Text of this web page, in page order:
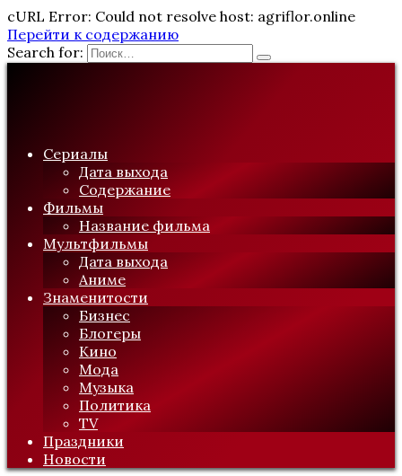
cURL Error: Could not resolve host: agriflor.online
Перейти к содержанию
Search for:
Сериалы
Дата выхода
Содержание
Фильмы
Название фильма
Мультфильмы
Дата выхода
Аниме
Знаменитости
Бизнес
Блогеры
Кино
Мода
Музыка
Политика
TV
Праздники
Новости